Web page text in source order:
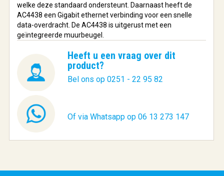
welke deze standaard ondersteunt. Daarnaast heeft de
AC4438 een Gigabit ethernet verbinding voor een snelle
data-overdracht. De AC4438 is uitgerust met een
geïntegreerde muurbeugel.
Heeft u een vraag over dit
product?
Bel ons op 0251 - 22 95 82
Of via Whatsapp op 06 13 273 147